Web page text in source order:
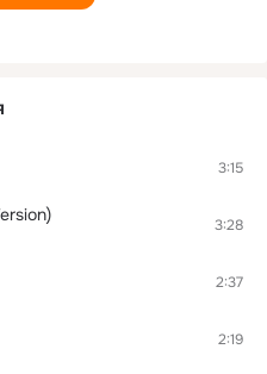
3:15
3:28
2:37
2:19